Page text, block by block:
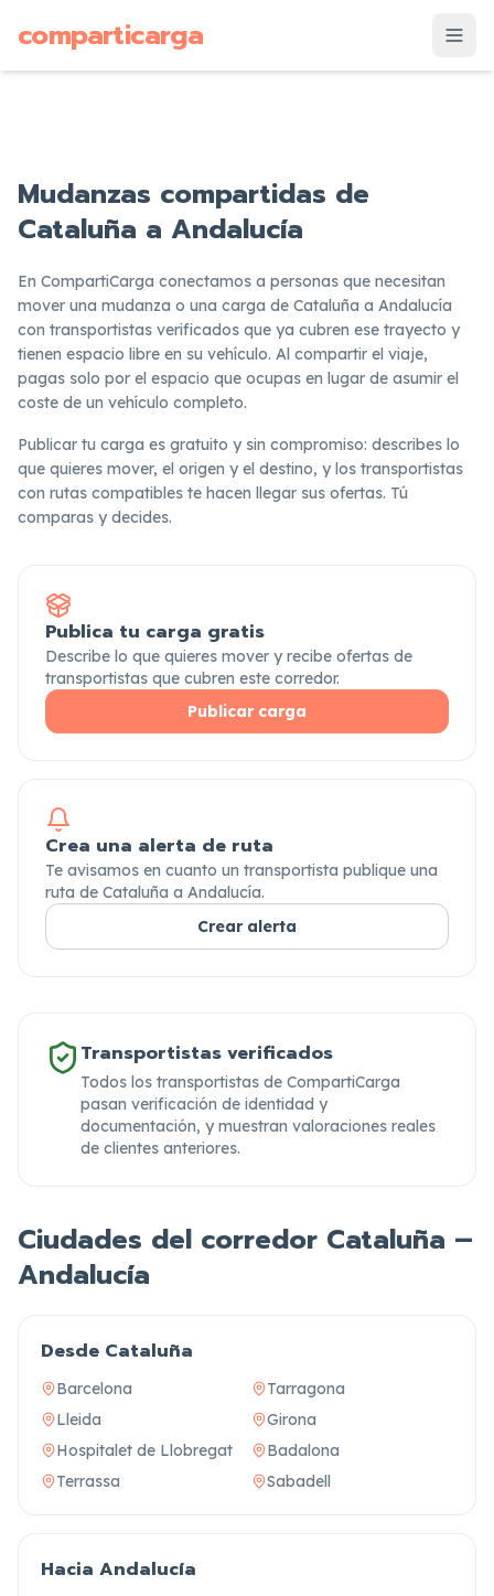
comparticarga
Mudanzas compartidas de
Cataluña a Andalucía
En CompartiCarga conectamos a personas que necesitan
mover una mudanza o una carga de Cataluña a Andalucía
con transportistas verificados que ya cubren ese trayecto y
tienen espacio libre en su vehículo. Al compartir el viaje,
pagas solo por el espacio que ocupas en lugar de asumir el
coste de un vehículo completo.
Publicar tu carga es gratuito y sin compromiso: describes lo
que quieres mover, el origen y el destino, y los transportistas
con rutas compatibles te hacen llegar sus ofertas. Tú
comparas y decides.
Publica tu carga gratis
Describe lo que quieres mover y recibe ofertas de
transportistas que cubren este corredor.
Publicar carga
Crea una alerta de ruta
Te avisamos en cuanto un transportista publique una
ruta de Cataluña a Andalucía.
Crear alerta
Transportistas verificados
Todos los transportistas de CompartiCarga
pasan verificación de identidad y
documentación, y muestran valoraciones reales
de clientes anteriores.
Ciudades del corredor Cataluña –
Andalucía
Desde Cataluña
Barcelona
Tarragona
Lleida
Girona
Hospitalet de Llobregat
Badalona
Terrassa
Sabadell
Hacia Andalucía